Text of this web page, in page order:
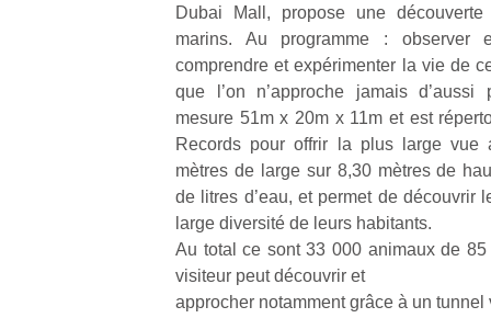
Dubai Mall, propose une
marins. Au programme : observer
comprendre et expérimenter la vie de
que l’on n’approche jamais d’aussi
mesure 51m x 20m x 11m et est
Records pour offrir la plus large vue
mètres de large sur 8,30 mètres de
de litres d’eau, et permet de découvrir
large diversité de leurs habitants.
Au total ce sont 33 000 animaux de
visiteur peut découvrir et
approcher notamment grâce à un tunnel
n’est pas
toujours
simple.
Conjuguer
divertissement,
activité
physique
ou
apprentissage…
rêvée
pour les
enfants